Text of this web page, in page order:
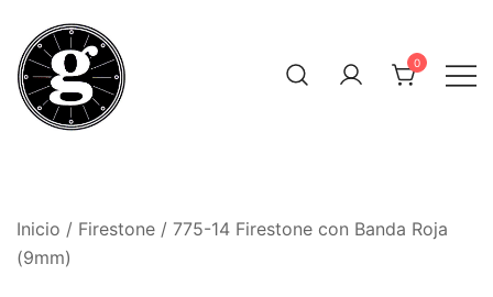
contenido
0
Inicio / Firestone / 775-14 Firestone con Banda Roja
(9mm)